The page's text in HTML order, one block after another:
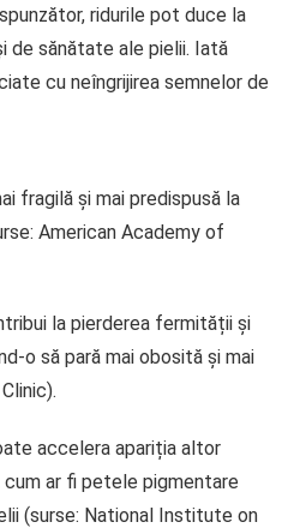
ridurile pot duce la
de sănătate ale pielii. Iată
cu neîngrijirea semnelor de
fragilă și mai predispusă la
American Academy of
la pierderea fermității și
o să pară mai obosită și mai
accelera apariția altor
ar fi petele pigmentare
(surse: National Institute on